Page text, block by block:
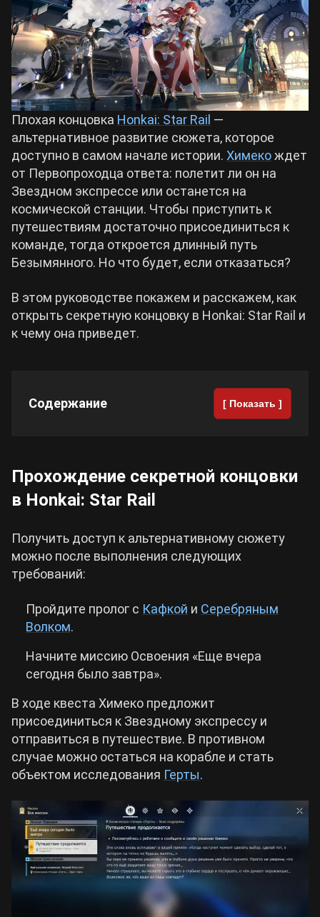
Crimson Desert
Zenless Zone Zero
Kingdom Come: Deliverance 2
Path of Exile 2
Wuthering Waves
Roblox
Hogwarts Legacy
Все игры
Билды Arknights: Endfield
Билды Wuthering Waves
Билды Cyberpunk 2077
Билды Path of Exile 2
Плохая концовка Honkai: Star Rail —
альтернативное развитие сюжета, которое
доступно в самом начале истории. Химекождет
от Первопроходца ответа: полетит ли он на
Звездном экспрессе или останется на
космической станции. Чтобы приступить к
путешествиям достаточно присоединиться к
команде, тогда откроется длинный путь
Безымянного. Но что будет, если отказаться?
В этом руководстве покажем и расскажем, как
открыть секретную концовку в Honkai: Star Rail и
к чему она приведет.
Содержание [ Показать ]
Прохождение секретной концовки
в Honkai: Star Rail
Получить доступ к альтернативному сюжету
можно после выполнения следующих
требований:
Пройдите пролог с Кафкой и Серебряным
Волком.
Начните миссию Освоения «Еще вчера
сегодня было завтра».
В ходе квеста Химеко предложит
присоединиться к Звездному экспрессу и
отправиться в путешествие. В противном
случае можно остаться на корабле и стать
объектом исследования Герты.